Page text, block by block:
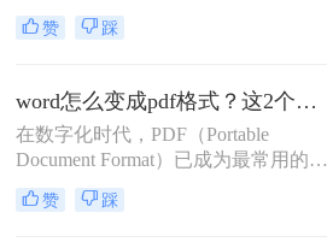
况。PDF 格式具有良好的兼容性和可
读性，可以确保文件在不同平台和设
电脑怎么转的几种方法。
赞 踩
word怎么变成pdf格式？这2个简单实用方法完全够用了！
在数字化时代，PDF（Portable
Document Format）已成为最常用的文
档格式之一。将Word文档转换为PDF
格式具有很多优势，比如兼容性强、
赞 踩